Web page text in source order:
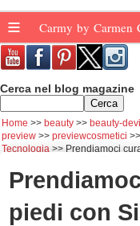
≡ Carmy by Carmen
Cerca nel blog magazine
Home beauty beauty-
preview
previewcosmetici
Tecnologia
Prendiamoci
piedi con